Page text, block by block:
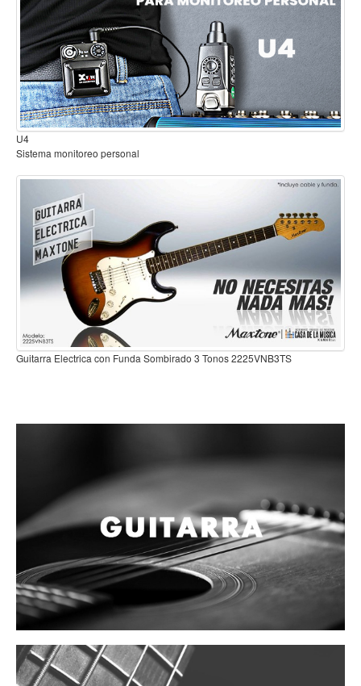
Mantenimiento y cuidado
Fajas y soportes
Fundas y estuches
Boquillas y abrazaderas
Accesorios
Percusión
Panderos
Percusión Latina
Tambores
Redoblantes
Bombos
Kalimba
Xilófonos y liras
Campanas, lluvias y platillos
Redoblantes
Tambores
Multi-tenores
Platillos
Baquetas, mazos y bolillos
Pergaminos
Liras
3 Tonos 2225VNB3TS
B2
Guitarra Electrica con Funda Sombirado 3